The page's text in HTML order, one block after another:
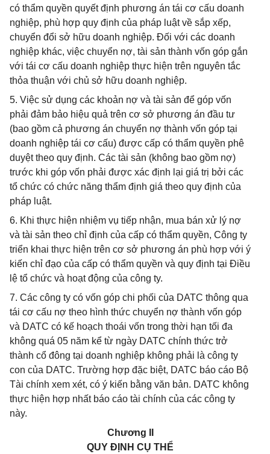
có thẩm quyền quyết định phương án tái cơ cấu doanh
nghiệp, phù hợp quy định của pháp luật về sắp xếp,
chuyển đổi sở hữu doanh nghiệp. Đối với các doanh
nghiệp khác, việc chuyển nợ, tài sản thành vốn góp gắn
với tái cơ cấu doanh nghiệp thực hiện trên nguyên tắc
thỏa thuận với chủ sở hữu doanh nghiệp.
5. Việc sử dụng các khoản nợ và tài sản để góp vốn
phải đảm bảo hiệu quả trên cơ sở phương án đầu tư
(bao gồm cả phương án chuyển nợ thành vốn góp tại
doanh nghiệp tái cơ cấu) được cấp có thẩm quyền phê
duyệt theo quy định. Các tài sản (không bao gồm nợ)
trước khi góp vốn phải được xác định lại giá trị bởi các
tổ chức có chức năng thẩm định giá theo quy định của
pháp luật.
6. Khi thực hiện nhiệm vụ tiếp nhận, mua bán xử lý nợ
và tài sản theo chỉ định của cấp có thẩm quyền, Công ty
triển khai thực hiện trên cơ sở phương án phù hợp với ý
kiến chỉ đạo của cấp có thẩm quyền và quy định tại Điều
lệ tổ chức và hoạt động của công ty.
7. Các công ty có vốn góp chi phối của DATC thông qua
tái cơ cấu nợ theo hình thức chuyển nợ thành vốn góp
và DATC có kế hoạch thoái vốn trong thời hạn tối đa
không quá 05 năm kể từ ngày DATC chính thức trở
thành cổ đông tại doanh nghiệp không phải là công ty
con của DATC. Trường hợp đặc biệt, DATC báo cáo Bộ
Tài chính xem xét, có ý kiến bằng văn bản. DATC không
thực hiện hợp nhất báo cáo tài chính của các công ty
này.
Chương II
QUY ĐỊNH CỤ THỂ